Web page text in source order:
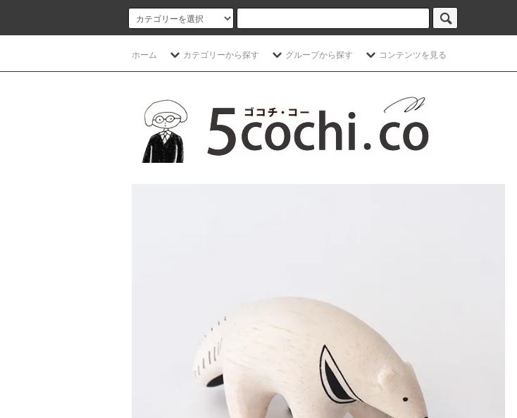
ホーム カテゴリーから探す グループから探す コンテンツを見る